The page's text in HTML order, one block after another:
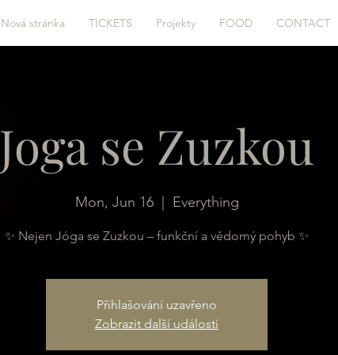
Nová stránka TICKETS Projekty FOOD CONTACT
Joga se Zuzkou
Mon, Jun 16
  |
Everything
✨ Nejen Jóga se Zuzkou – funkční a vědomý pohyb ✨
Přihlašování uzavřeno
Zobrazit další události